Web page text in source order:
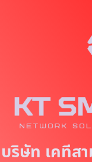
eบริษัท เคทีส